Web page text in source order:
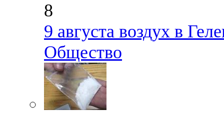
8
9 августа воздух в
Общество